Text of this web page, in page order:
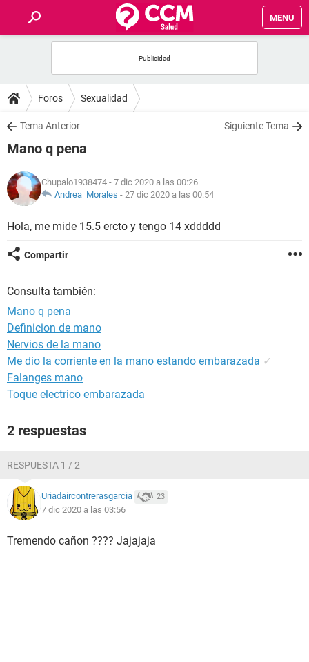
MENU
FOROS
SALUD
NUTRICIÓN
BIENESTAR
SEXUALIDAD
Foros Sexualidad
Tema Anterior Siguiente Tema
Mano q pena
Chupalo1938474 - 7 dic 2020 a las 00:26
Andrea_Morales - 27 dic 2020 a las 00:54
Hola, me mide 15.5 ercto y tengo 14 xddddd
Compartir
Consulta también:
Mano q pena
Definicion de mano
Nervios de la mano
Me dio la corriente en la mano estando embarazada ✓
Falanges mano
Toque electrico embarazada
2 respuestas
RESPUESTA 1 / 2
Uriadaircontrerasgarcia 23
7 dic 2020 a las 03:56
Tremendo cañon ???? Jajajaja